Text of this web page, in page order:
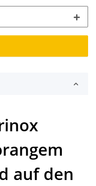
auf den